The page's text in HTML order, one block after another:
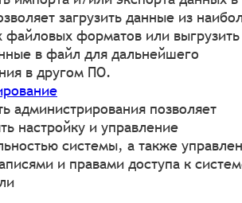
загрузить данные из
файловых форматов или выгрузить
в файл для дальнейшего
в другом ПО.
администрирования позволяет
настройку и управление
системы, а также
и правами доступа к